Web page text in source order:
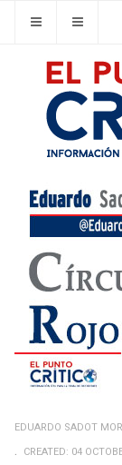
EDUARDO SADOT
CREATED: 04